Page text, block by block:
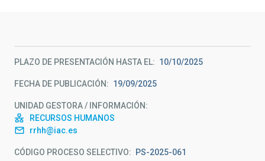
PLAZO DE PRESENTACIÓN HASTA EL 10/10/2025
FECHA DE PUBLICACIÓN 19/09/2025
UNIDAD GESTORA / INFORMACIÓN
RECURSOS HUMANOS
rrhh@iac.es
CÓDIGO PROCESO SELECTIVO PS-2025-061